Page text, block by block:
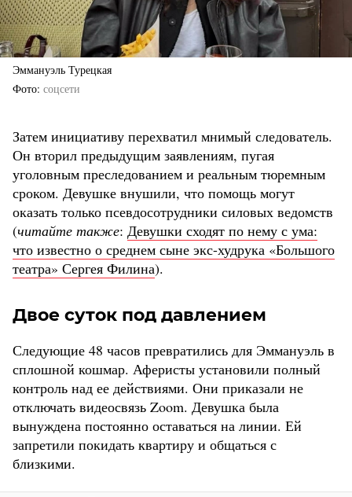
Эммануэль Турецкая
Фото соцсети
Затем инициативу перехватил мнимый следователь.
Он вторил предыдущим заявлениям, пугая
уголовным преследованием и реальным тюремным
сроком. Девушке внушили, что помощь могут
оказать только псевдосотрудники силовых ведомств
(читайте также: Девушки сходят по нему с ума:
что известно о среднем сыне экс-худрука «Большого
театра» Сергея Филина).
Двое суток под давлением
Следующие 48 часов превратились для Эммануэль в
сплошной кошмар. Аферисты установили полный
контроль над ее действиями. Они приказали не
отключать видеосвязь Zoom. Девушка была
вынуждена постоянно оставаться на линии. Ей
запретили покидать квартиру и общаться с
близкими.